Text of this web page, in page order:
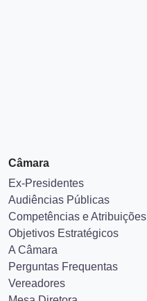
Câmara
Ex-Presidentes
Audiências Públicas
Competências e Atribuições
Objetivos Estratégicos
A Câmara
Perguntas Frequentas
Vereadores